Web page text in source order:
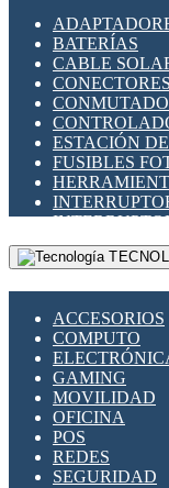
BATERÍAS
CABLE
ESTACIÓN
FUSIBLES
MONTAJE
SUPRESOR
ACCESORIOS
COMPUTO
GAMING
MOVILIDAD
OFICINA
POS
REDES
SEGURIDAD